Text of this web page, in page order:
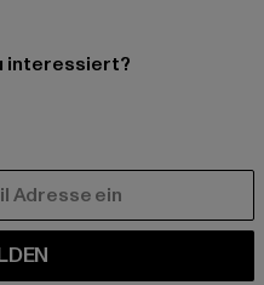
interessiert?